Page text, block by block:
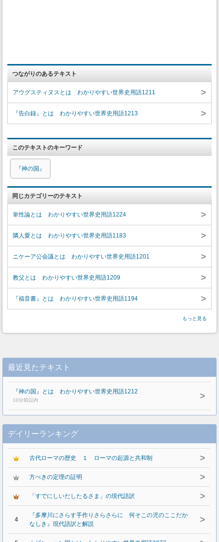
つながりのあるテキスト
アウグスティヌスとは わかりやすい世界史用語1211 >
『告白録』とは わかりやすい世界史用語1213 >
このテキストのキーワード
『神の国』
同じカテゴリーのテキスト
単性論とは わかりやすい世界史用語1224 >
隣人愛とは わかりやすい世界史用語1183 >
ニケーア公会議とは わかりやすい世界史用語1201 >
教父とは わかりやすい世界史用語1209 >
『福音書』とは わかりやすい世界史用語1194 >
もっと見る
最近見たテキスト
『神の国』とは わかりやすい世界史用語1212
10分前以内 >
デイリーランキング
古代ローマの歴史 １ ローマの起源と共和制 >
方べきの定理の証明 >
「すでにしいだしたるさま」の現代語訳 >
4
『多摩川にさらす手作りさらさらに 何そこの児のここだか
なしき』現代語訳と解説
>